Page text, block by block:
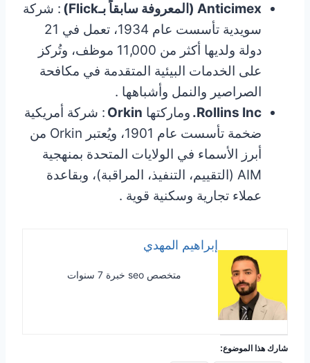
Anticimex (المعروفة سابقاً بـFlick)
: شركة
سويدية تأسست عام 1934، تعمل في 21
دولة ولديها أكثر من 11,000 موظف، وتُركز
على الخدمات البيئية المتقدمة في مكافحة
الصراصير والنمل وأشباهها .
Rollins Inc. وماركتها Orkin : شركة أمريكية
ضخمة تأسست عام 1901، ويُعتبر Orkin من
أبرز الأسماء في الولايات المتحدة بمنهجية
AIM (التقييم، التنفيذ، المراقبة)، وبقاعدة
عملاء تجارية وسكنية قوية .
إبراهيم المهدي
متخصص seo خبرة 7 سنوات
شارك هذا الموضوع: